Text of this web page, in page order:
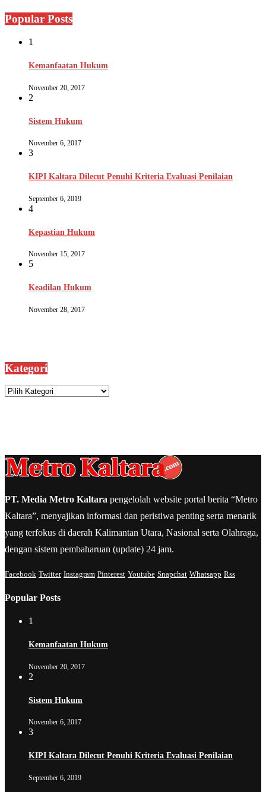
Popular Posts
1
Kemanfaatan Hukum
November 20, 2017
2
Sistem Hukum
November 6, 2017
3
KIPI Kaltara Dilecut Penuhi Kriteria Evaluasi Penilaian
September 6, 2019
4
Kepastian Hukum
November 15, 2017
5
Keadilan Hukum
November 28, 2017
Kategori
Kategori
PT. Media Metro Kaltara pengelolah website portal berita “Metro
Kaltara”, menyajikan informasi dan peristiwa penting serta menarik
yang terfokus di daerah Kalimantan Utara, Nasional serta Olahraga,
dengan sistem pembaharuan (update) 24 jam.
Facebook Twitter Instagram Pinterest Youtube Snapchat Whatsapp Rss
Popular Posts
1
Kemanfaatan Hukum
November 20, 2017
2
Sistem Hukum
November 6, 2017
3
KIPI Kaltara Dilecut Penuhi Kriteria Evaluasi Penilaian
September 6, 2019